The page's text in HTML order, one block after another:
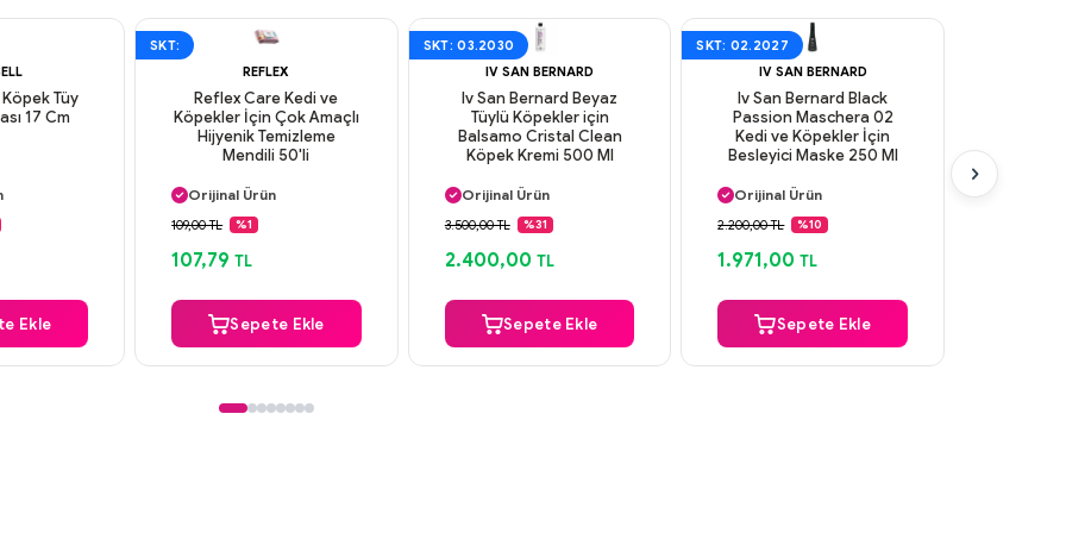
Tüy
17 Cm
Ekle
SKT:
REFLEX
Reflex Care Kedi ve
Köpekler İçin Çok Amaçlı
Hijyenik Temizleme
Mendili 50'li
Orijinal Ürün
Güvenli Ödeme
109,00 TL %1
107,79 TL
Sepete Ekle
SKT: 03.2030
IV SAN BERNARD
Iv San Bernard Beyaz
Tüylü Köpekler için
Balsamo Cristal Clean
Köpek Kremi 500 Ml
Orijinal Ürün
Güvenli Ödeme
3.500,00 TL %31
2.400,00 TL
Sepete Ekle
SKT: 02.2027
IV SAN BERNARD
Iv San Bernard Black
Passion Maschera 02
Kedi ve Köpekler İçin
Besleyici Maske 250 Ml
Orijinal Ürün
Güvenli Ödeme
2.200,00 TL %10
1.971,00 TL
Sepete Ekle